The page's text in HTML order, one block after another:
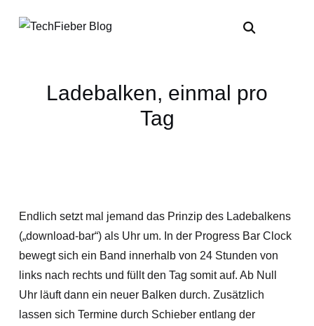
Ladebalken, einmal pro
Tag
Endlich setzt mal jemand das Prinzip des Ladebalkens
(„download-bar“) als Uhr um. In der Progress Bar Clock
bewegt sich ein Band innerhalb von 24 Stunden von
links nach rechts und füllt den Tag somit auf. Ab Null
Uhr läuft dann ein neuer Balken durch. Zusätzlich
lassen sich Termine durch Schieber entlang der